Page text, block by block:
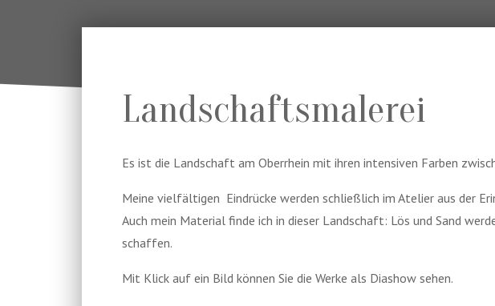
Landschaftsmalerei
Es ist die Landschaft am Oberrhein mit ihren intensiven Farben
Meine vielfältigen Eindrücke werden schließlich im Atelier aus der
Auch mein Material finde ich in dieser Landschaft: Lös und Sand
schaffen.
Mit Klick auf ein Bild können Sie die Werke als Diashow sehen.